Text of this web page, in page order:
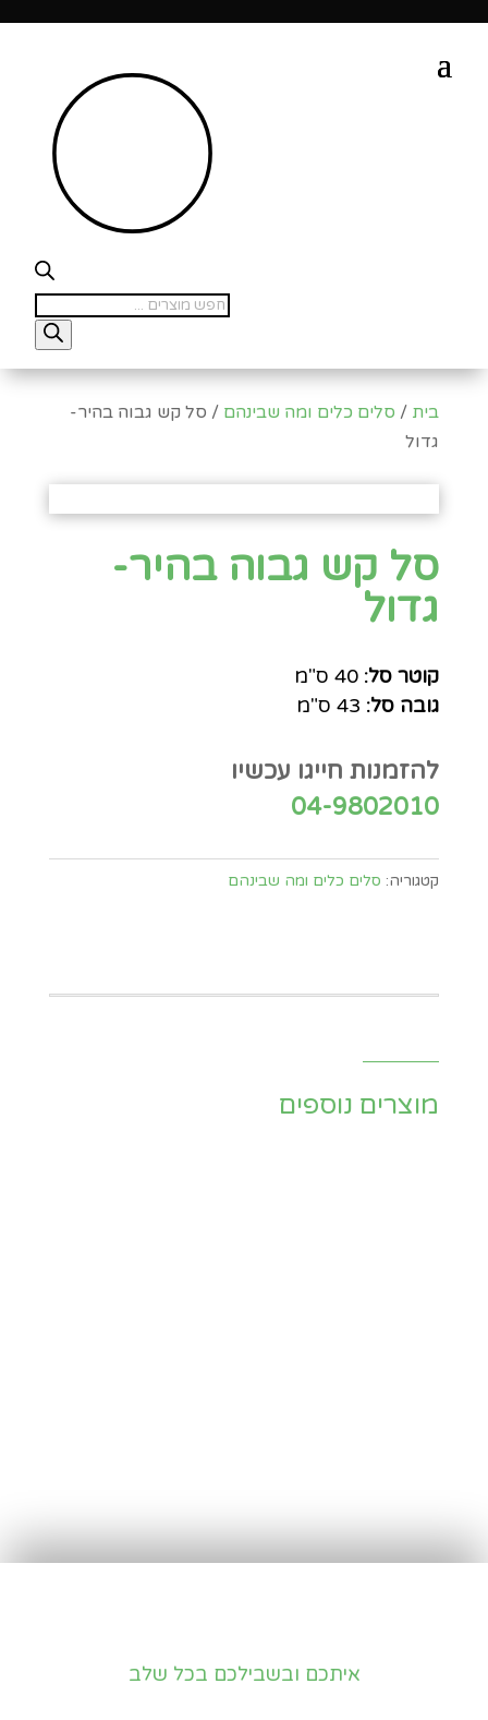
Products
בית / סלים כלים ומה שבינהם / סל קש גבוה בהיר-
גדול
סל קש גבוה בהיר-
גדול
קוטר סל:
גובה סל:
להזמנות חייגו עכשיו
04-9802010
קטגוריה: סלים כלים ומה שבינהם
מוצרים נוספים
איתכם ובשבילכם בכל שלב